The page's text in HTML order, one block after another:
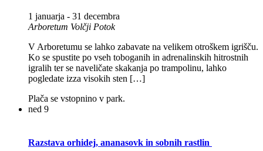
1 januarja - 31 decembra
Arboretum Volčji Potok
V Arboretumu se lahko zabavate na velikem otroškem igrišču.
Ko se spustite po vseh toboganih in adrenalinskih hitrostnih
igralih ter se naveličate skakanja po trampolinu, lahko
pogledate izza visokih sten […]
Plača se vstopnino v park.
ned 9
Razstava orhidej, ananasovk in sobnih rastlin